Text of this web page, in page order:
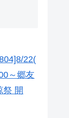
22(
～郷友
祭 開